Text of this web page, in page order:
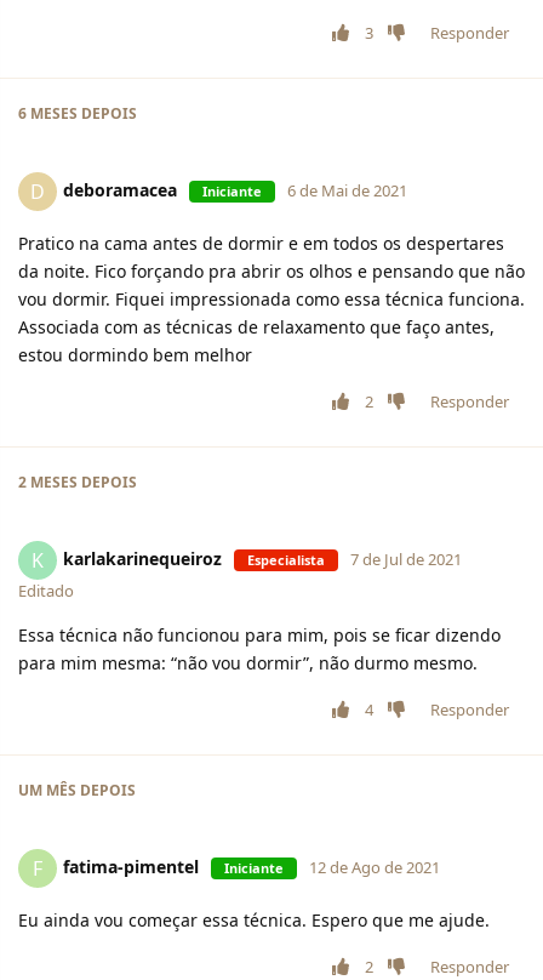
3 Responder
6 MESES DEPOIS
D deboramacea Iniciante 6 de Mai de 2021
Pratico na cama antes de dormir e em todos os despertares
da noite. Fico forçando pra abrir os olhos e pensando que não
vou dormir. Fiquei impressionada como essa técnica funciona.
Associada com as técnicas de relaxamento que faço antes,
estou dormindo bem melhor
2 Responder
2 MESES DEPOIS
K karlakarinequeiroz Especialista
7 de Jul de 2021
Editado
Essa técnica não funcionou para mim, pois se ficar dizendo
para mim mesma: “não vou dormir”, não durmo mesmo.
4 Responder
UM MÊS DEPOIS
F fatima-pimentel Iniciante 12 de Ago de 2021
Eu ainda vou começar essa técnica. Espero que me ajude.
2 Responder